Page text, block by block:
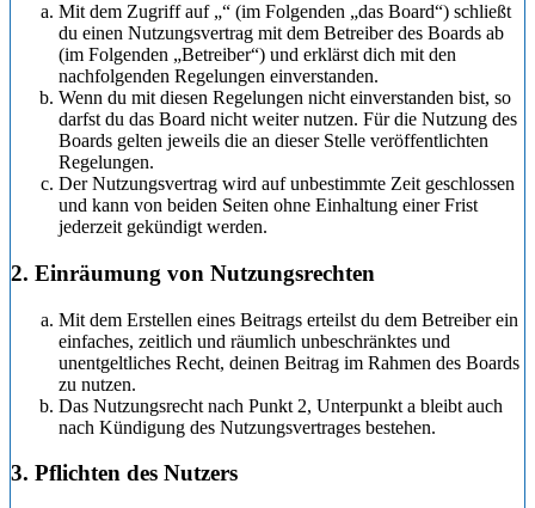
Mit dem Zugriff auf „“ (im Folgenden „das Board“) schließt
du einen Nutzungsvertrag mit dem Betreiber des Boards ab
(im Folgenden „Betreiber“) und erklärst dich mit den
nachfolgenden Regelungen einverstanden.
Wenn du mit diesen Regelungen nicht einverstanden bist, so
darfst du das Board nicht weiter nutzen. Für die Nutzung des
Boards gelten jeweils die an dieser Stelle veröffentlichten
Regelungen.
Der Nutzungsvertrag wird auf unbestimmte Zeit geschlossen
und kann von beiden Seiten ohne Einhaltung einer Frist
jederzeit gekündigt werden.
2. Einräumung von Nutzungsrechten
Mit dem Erstellen eines Beitrags erteilst du dem Betreiber ein
einfaches, zeitlich und räumlich unbeschränktes und
unentgeltliches Recht, deinen Beitrag im Rahmen des Boards
zu nutzen.
Das Nutzungsrecht nach Punkt 2, Unterpunkt a bleibt auch
nach Kündigung des Nutzungsvertrages bestehen.
3. Pflichten des Nutzers